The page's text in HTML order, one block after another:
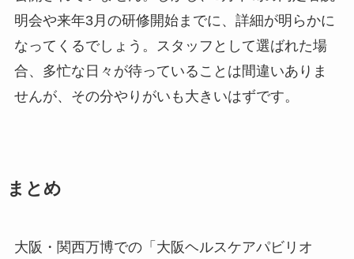
明会や来年3月の研修開始までに、詳細が明らかに
なってくるでしょう。スタッフとして選ばれた場
合、多忙な日々が待っていることは間違いありま
せんが、その分やりがいも大きいはずです。
まとめ
大阪・関西万博での「大阪ヘルスケアパビリオ